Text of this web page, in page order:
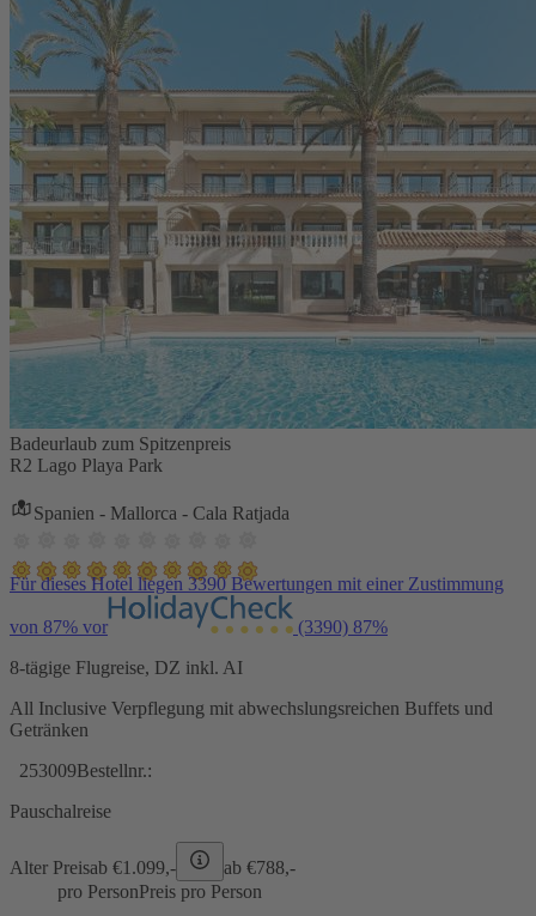
Badeurlaub zum Spitzenpreis
R2 Lago Playa Park
Spanien - Mallorca - Cala Ratjada
Für dieses Hotel liegen 3390 Bewertungen mit einer Zustimmung
von 87% vor (3390) 87%
8-tägige Flugreise, DZ inkl. AI
All Inclusive Verpflegung mit abwechslungsreichen Buffets und
Getränken
253009Bestellnr.:
Pauschalreise
Alter Preisab €1.099,- ab €788,-
pro PersonPreis pro Person